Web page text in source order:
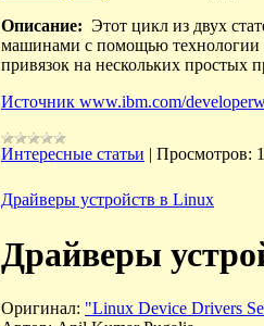
Описание: Этот цикл из двух
машинами с помощью технологии
привязок на нескольких простых
Источник www.ibm.com/
Интересные статьи | Просмотров:
Драйверы устройств в Linux
Драйверы
Оригинал: "Linux Device Drivers